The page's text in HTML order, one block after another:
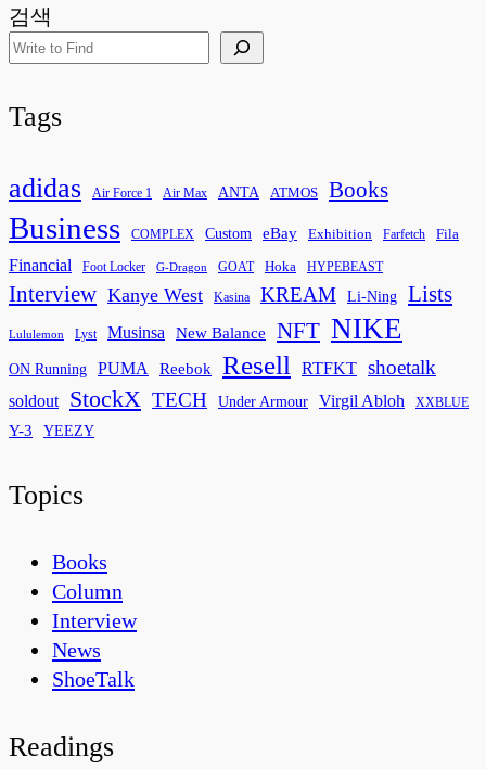
검색
Tags
adidas Air Force 1 Air Max ANTA ATMOS Books
Business COMPLEX Custom eBay Exhibition Farfetch Fila
Financial Foot Locker G-Dragon GOAT Hoka HYPEBEAST
Interview Kanye West Kasina KREAM Li-Ning Lists
Lululemon Lyst Musinsa New Balance NFT NIKE
ON Running PUMA Reebok Resell RTFKT shoetalk
soldout StockX TECH Under Armour Virgil Abloh XXBLUE
Y-3 YEEZY
Topics
Books
Column
Interview
News
ShoeTalk
Readings